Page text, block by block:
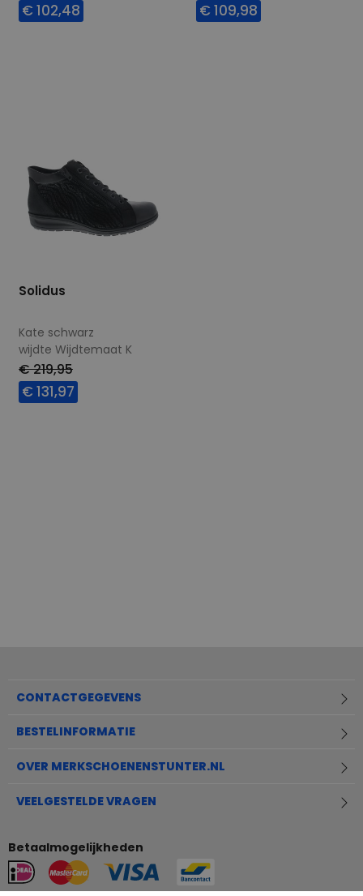
€ 102,48 € 109,98
Solidus
Kate schwarz
wijdte Wijdtemaat K
€ 219,95
€ 131,97
CONTACTGEGEVENS
BESTELINFORMATIE
OVER MERKSCHOENENSTUNTER.NL
VEELGESTELDE VRAGEN
Betaalmogelijkheden